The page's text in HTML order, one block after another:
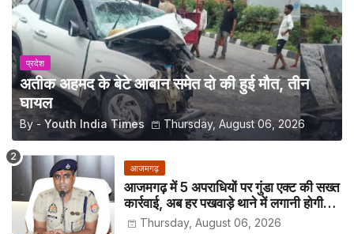
प्रदेश
अतीक अहमद के बेटे आबान समेत दो की हुई मौत, तीन
घायल
By - Youth India Times Thursday, August 06, 2026
आजमगढ़
आजमगढ़ में 5 अपराधियों पर गुंडा एक्ट की सख्त
कार्रवाई, अब हर पखवाड़े थाने में लगानी होगी
हाजिरीThursday, August 06, 2026